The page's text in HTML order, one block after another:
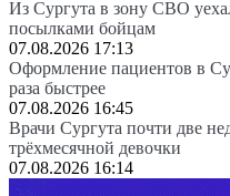
Из Сургута в зону СВО
посылками бойцам
07.08.2026 17:13
Оформление пациентов в
раза быстрее
07.08.2026 16:45
Врачи Сургута почти две
трёхмесячной девочки
07.08.2026 16:14